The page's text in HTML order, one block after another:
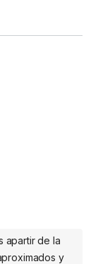
quantity
apartir de la
y